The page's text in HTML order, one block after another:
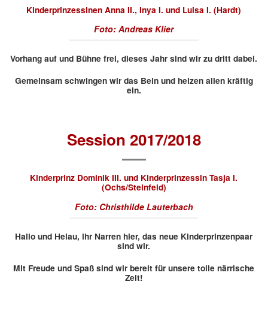
KinderprinzessinenAnna II.,Inya I. und Luisa I. (Hardt)
Foto: Andreas Klier
Vorhang auf und Bühne frei, dieses Jahr sind wir zu dritt dabei.
Gemeinsam schwingen wir das Bein und heizen allen kräftig
ein.
Session 2017/2018
Kinderprinz Dominik III. und KinderprinzessinTasja I.
(Ochs/Steinfeld)
Foto: Christhilde Lauterbach
Hallo und Helau, ihr Narren hier, das neue Kinderprinzenpaar
sind wir.
Mit Freude und Spaß sind wir bereit für unsere tolle närrische
Zeit!